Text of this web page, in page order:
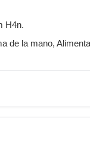
H4n.
de la mano,